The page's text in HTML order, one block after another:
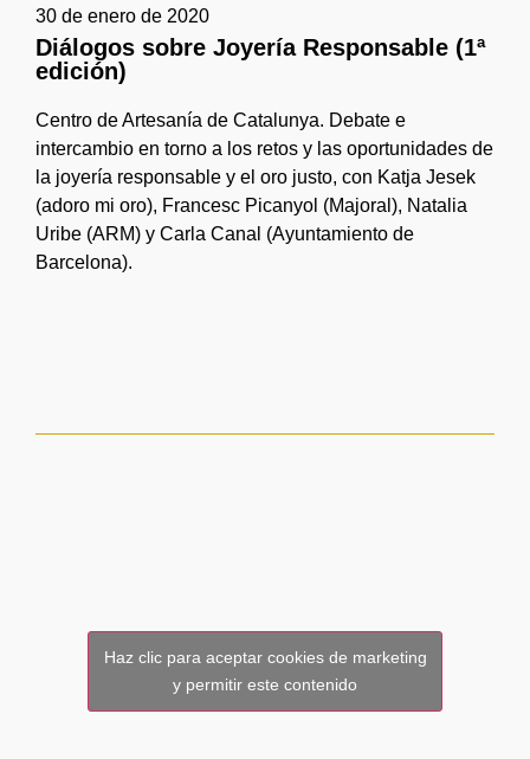
30 de enero de 2020
Diálogos sobre Joyería Responsable (1ª
edición)
Centro de Artesanía de Catalunya. Debate e
intercambio en torno a los retos y las oportunidades de
la joyería responsable y el oro justo, con Katja Jesek
(adoro mi oro), Francesc Picanyol (Majoral), Natalia
Uribe (ARM) y Carla Canal (Ayuntamiento de
Barcelona).
Haz clic para aceptar cookies de marketing
y permitir este contenido